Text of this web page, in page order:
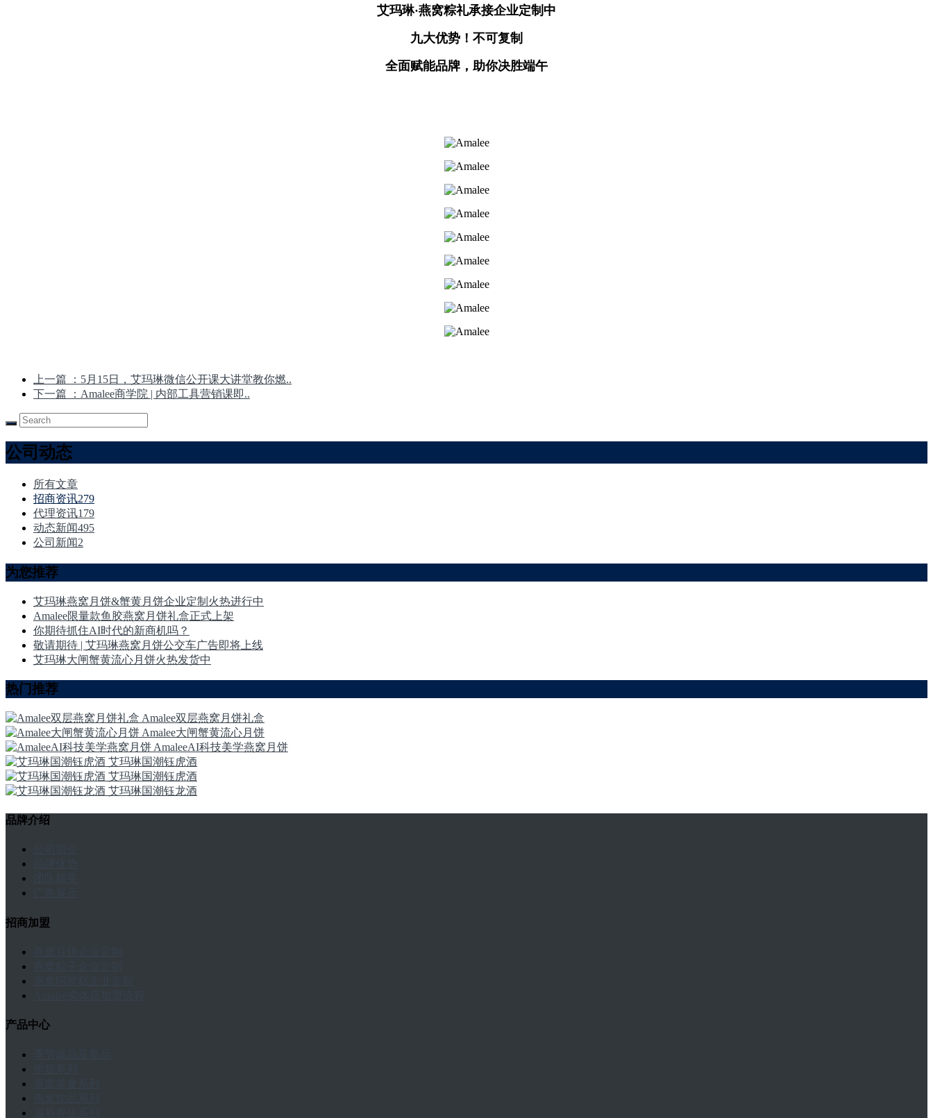
艾玛琳·燕窝粽礼承接企业定制中
九大优势！不可复制
全面赋能品牌，助你决胜端午
上一篇
：5月15日，艾玛琳微信公开课大讲堂教你燃..
下一篇
：Amalee商学院 | 内部工具营销课即..
公司动态
所有文章
招商资讯279
代理资讯179
动态新闻495
公司新闻2
为您推荐
艾玛琳燕窝月饼&蟹黄月饼企业定制火热进行中
Amalee限量款鱼胶燕窝月饼礼盒正式上架
你期待抓住AI时代的新商机吗？
敬请期待 | 艾玛琳燕窝月饼公交车广告即将上线
艾玛琳大闸蟹黄流心月饼火热发货中
热门推荐
Amalee双层燕窝月饼礼盒
Amalee大闸蟹黄流心月饼
AmaleeAI科技美学燕窝月饼
艾玛琳国潮钰虎酒
艾玛琳国潮钰虎酒
艾玛琳国潮钰龙酒
品牌介绍
招商加盟
产品中心